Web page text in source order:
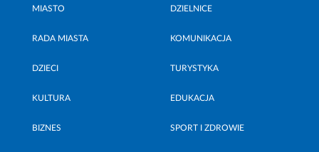
MIASTO DZIELNICE
RADA MIASTA KOMUNIKACJA
DZIECI TURYSTYKA
KULTURA EDUKACJA
BIZNES SPORT I ZDROWIE